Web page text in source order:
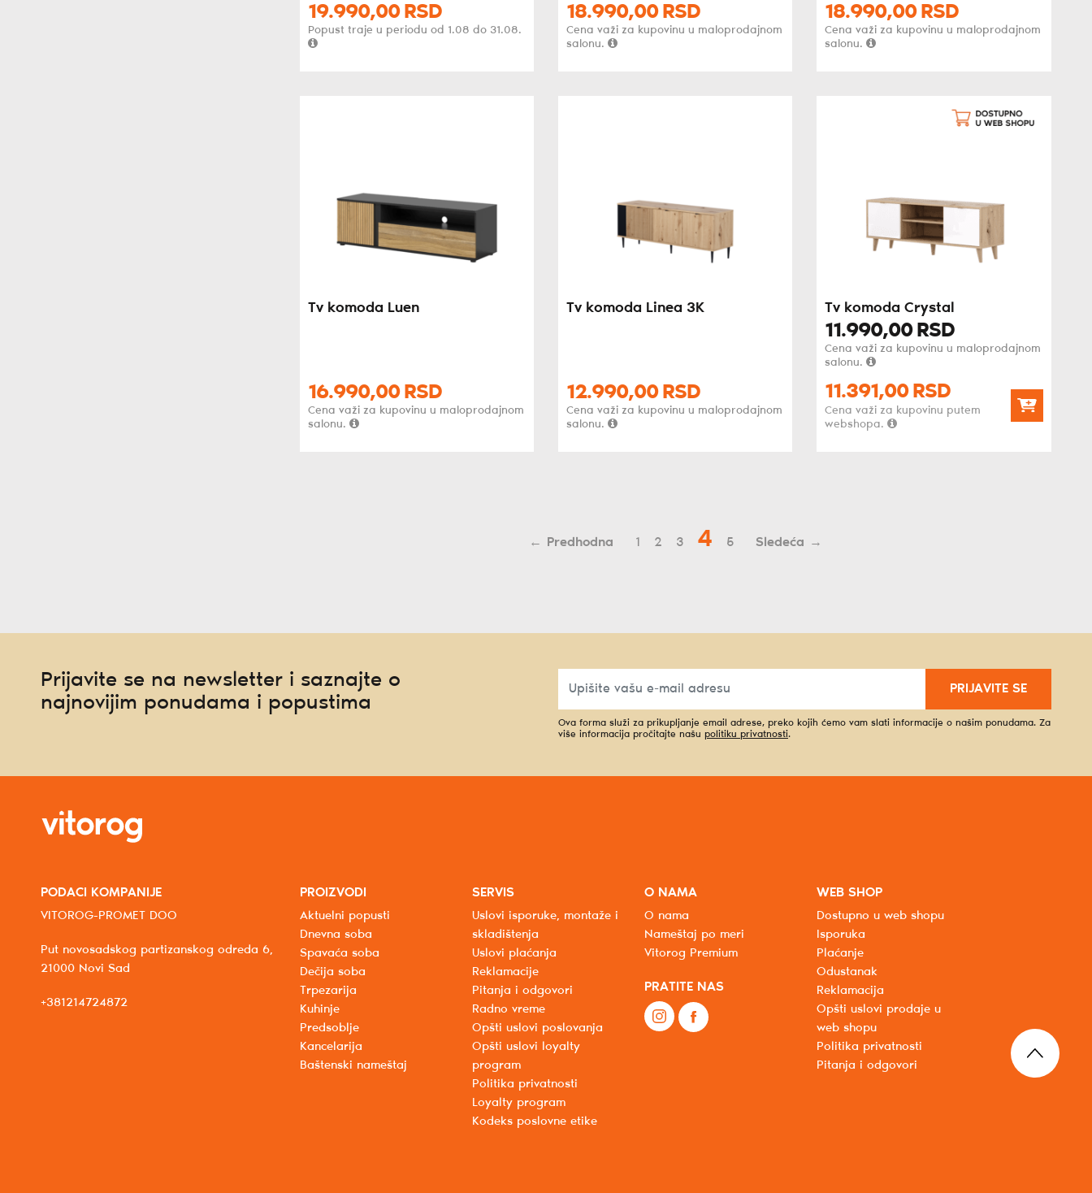
19.990,00 RSD
Popust traje u periodu od 1.08 do 31.08.
18.990,00 RSD
Cena važi za kupovinu u maloprodajnom
salonu.
18.990,00 RSD
Cena važi za kupovinu u maloprodajnom
salonu.
Tv komoda Luen
16.990,00 RSD
Cena važi za kupovinu u maloprodajnom
salonu.
Tv komoda Linea 3K
12.990,00 RSD
Cena važi za kupovinu u maloprodajnom
salonu.
Tv komoda Crystal
11.990,00 RSD
Cena važi za kupovinu u maloprodajnom
salonu.
11.391,00 RSD
Cena važi za kupovinu putem
webshopa.
← 1 2 3 4 5 →
Prijavite se na newsletter i saznajte o
najnovijim ponudama i popustima
PRIJAVITE SE
Ova forma služi za prikupljanje email adrese, preko kojih ćemo vam slati informacije o našim ponudama. Za
više informacija pročitajte našu politiku privatnosti.
PODACI KOMPANIJE
VITOROG-PROMET DOO
Put novosadskog partizanskog odreda 6,
21000 Novi Sad
+381214724872
PROIZVODI
Aktuelni popusti
Dnevna soba
Spavaća soba
Dečija soba
Trpezarija
Kuhinje
Predsoblje
Kancelarija
Baštenski nameštaj
SERVIS
Uslovi isporuke, montaže i
skladištenja
Uslovi plaćanja
Reklamacije
Pitanja i odgovori
Radno vreme
Opšti uslovi poslovanja
Opšti uslovi loyalty
program
Politika privatnosti
Loyalty program
Kodeks poslovne etike
O NAMA
O nama
Nameštaj po meri
Vitorog Premium
PRATITE NAS
WEB SHOP
Dostupno u web shopu
Isporuka
Plaćanje
Odustanak
Reklamacija
Opšti uslovi prodaje u
web shopu
Politika privatnosti
Pitanja i odgovori